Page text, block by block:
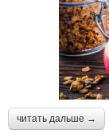
читать дальше →